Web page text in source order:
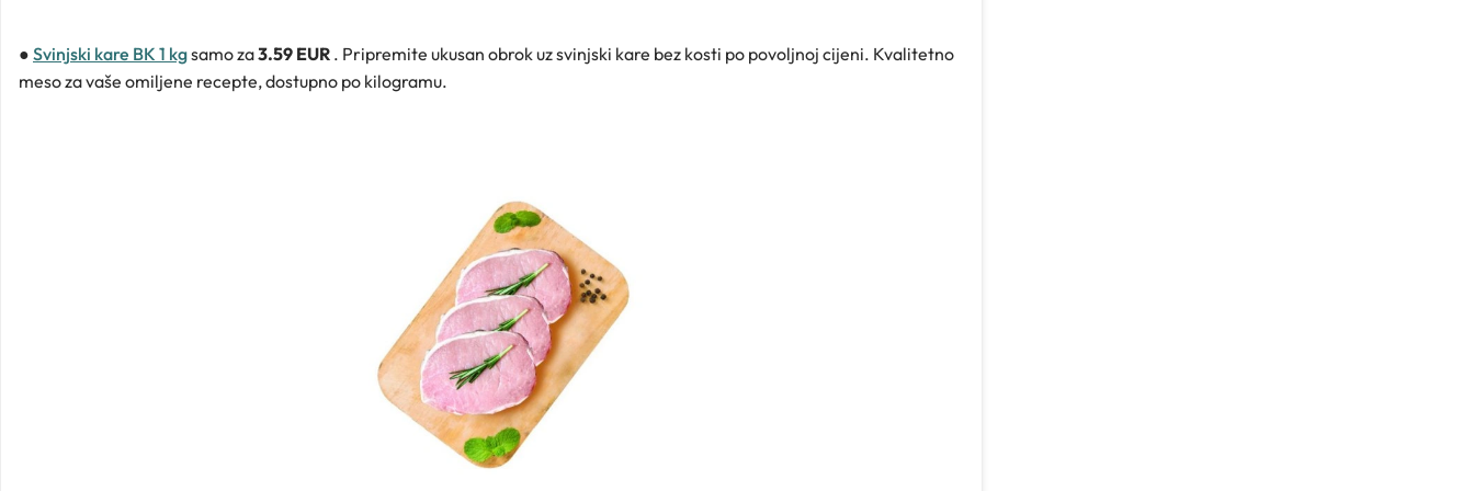
● Svinjski kare BK 1 kgsamo za3.59 EUR . Pripremite ukusan obrok uz svinjski kare bez kosti po povoljnoj cijeni. Kvalitetno
meso za vaše omiljene recepte, dostupno po kilogramu.